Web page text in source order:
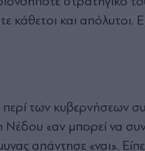
και απόλυτοι.
περί των κυβερνήσεων
«αν μπορεί να
απάντησε «ναι».